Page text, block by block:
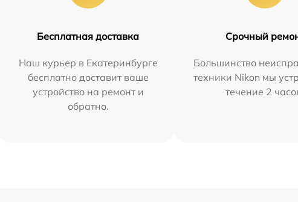
Бесплатная доставка
Наш курьер в Екатеринбурге
бесплатно доставит ваше
устройство на ремонт и
обратно.
Срочный
Большинство
техники Nikon мы
течение 2